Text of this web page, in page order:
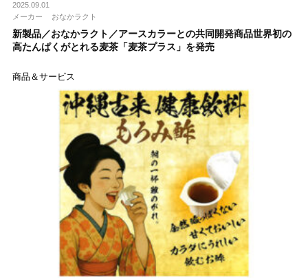
2025.09.01
メーカー
おなかラクト
新製品／おなかラクト／アースカラーとの共同開発商品世界初の
高たんぱくがとれる麦茶「麦茶プラス」を発売
商品＆サービス